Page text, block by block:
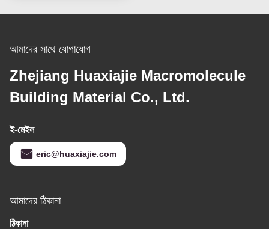
আমাদের সাথে যোগাযোগ
Zhejiang Huaxiajie Macromolecule
Building Material Co., Ltd.
ই-মেইল
eric@huaxiajie.com
আমাদের ঠিকানা
ঠিকানা